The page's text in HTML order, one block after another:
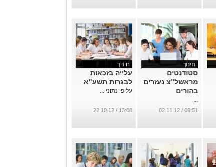
חינוך
סטודנטים
מראשל"צ נעזרים
בהורים
...
09:51 / 02.11.12
חינוך
עלייה בזכאות
לבגרות תשע"א
על פי נתוני ...
13:08 / 22.10.12